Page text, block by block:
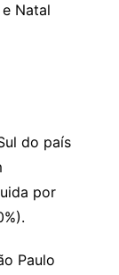
Natal
do país
por
Paulo